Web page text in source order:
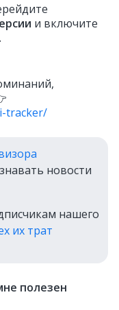
и включите
.
tracker/
новости
нашего
их трат
полезен